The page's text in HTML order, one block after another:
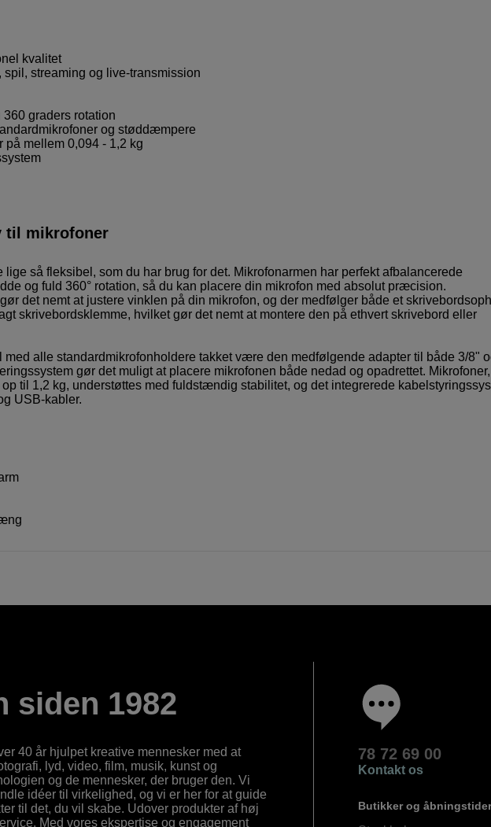
kvalitet
streaming og live-transmission
graders rotation
og støddæmpere
på mellem 0,094 - 1,2 kg
til mikrofoner
så fleksibel, som du har brug for det. Mikrofonarmen har perfekt afbalancerede
og fuld 360° rotation, så du kan placere din mikrofon med absolut præcision.
det nemt at justere vinklen på din mikrofon, og der medfølger både et
skrivebordsklemme, hvilket gør det nemt at montere den på ethvert skrivebord eller
med alle standardmikrofonholdere takket være den medfølgende adapter til både 3/8"
gør det muligt at placere mikrofonen både nedad og opadrettet.
til 1,2 kg, understøttes med fuldstændig stabilitet, og det integrerede
USB-kabler.
siden 1982
40 år hjulpet kreative mennesker med at
lyd, video, film, musik, kunst og
og de mennesker, der bruger den. Vi
idéer til virkelighed, og vi er her for at guide
til det, du vil skabe. Udover produkter af høj
Med vores ekspertise og engagement
78 72 69 00
Kontakt os
Butikker og